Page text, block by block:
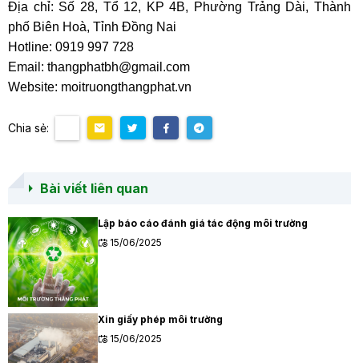
Địa chỉ: Số 28, Tổ 12, KP 4B, Phường Trảng Dài, Thành
phố Biên Hoà, Tỉnh Đồng Nai
Hotline: 0919 997 728
Email: thangphatbh@gmail.com
Website: moitruongthangphat.vn
Chia sẻ:
Bài viết liên quan
Lập báo cáo đánh giá tác động môi trường
15/06/2025
Xin giấy phép môi trường
15/06/2025